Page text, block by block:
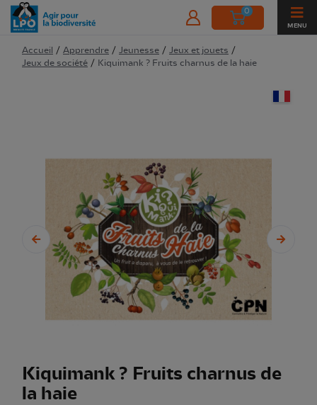
0
MENU
Accueil / Apprendre / Jeunesse / Jeux et jouets /
Jeux de société / Kiquimank ? Fruits charnus de la haie
Kiquimank ? Fruits charnus de
la haie